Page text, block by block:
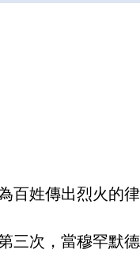
姓傳出烈火的
次，當穆罕默德